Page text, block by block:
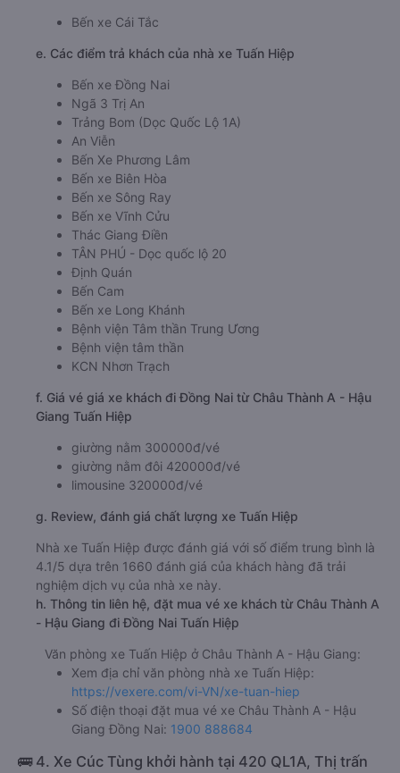
Bến xe Cái Tắc
e. Các điểm trả khách của nhà xe Tuấn Hiệp
Bến xe Đồng Nai
Ngã 3 Trị An
Trảng Bom (Dọc Quốc Lộ 1A)
An Viễn
Bến Xe Phương Lâm
Bến xe Biên Hòa
Bến xe Sông Ray
Bến xe Vĩnh Cửu
Thác Giang Điền
TÂN PHÚ - Dọc quốc lộ 20
Định Quán
Bến Cam
Bến xe Long Khánh
Bệnh viện Tâm thần Trung Ương
Bệnh viện tâm thần
KCN Nhơn Trạch
f. Giá vé giá xe khách đi Đồng Nai từ Châu Thành A - Hậu
Giang Tuấn Hiệp
giường nằm 300000đ/vé
giường nằm đôi 420000đ/vé
limousine 320000đ/vé
g. Review, đánh giá chất lượng xe Tuấn Hiệp
Nhà xe Tuấn Hiệp được đánh giá với số điểm trung bình là
4.1/5 dựa trên 1660 đánh giá của khách hàng đã trải
nghiệm dịch vụ của nhà xe này.
h. Thông tin liên hệ, đặt mua vé xe khách từ Châu Thành A
- Hậu Giang đi Đồng Nai Tuấn Hiệp
Văn phòng xe Tuấn Hiệp ở Châu Thành A - Hậu Giang:
Xem địa chỉ văn phòng nhà xe Tuấn Hiệp:
https://vexere.com/vi-VN/xe-tuan-hiep
Số điện thoại đặt mua vé xe Châu Thành A - Hậu
Giang Đồng Nai: 1900 888684
🚌 4. Xe Cúc Tùng khởi hành tại 420 QL1A, Thị trấn